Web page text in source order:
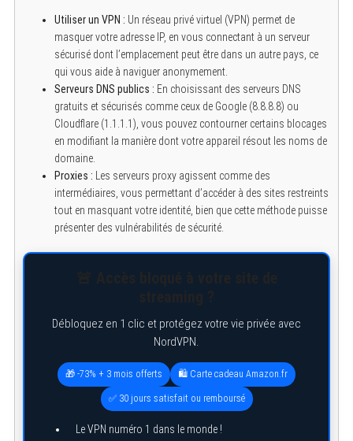
Utiliser un VPN : Un réseau privé virtuel (VPN) permet de
masquer votre adresse IP, en vous connectant à un serveur
sécurisé dont l’emplacement peut être dans un autre pays, ce
qui vous aide à naviguer anonymement.
Serveurs DNS publics : En choisissant des serveurs DNS
gratuits et sécurisés comme ceux de Google (8.8.8.8) ou
Cloudflare (1.1.1.1), vous pouvez contourner certains blocages
en modifiant la manière dont votre appareil résout les noms de
domaine.
Proxies : Les serveurs proxy agissent comme des
intermédiaires, vous permettant d’accéder à des sites restreints
tout en masquant votre identité, bien que cette méthode puisse
présenter des vulnérabilités de sécurité.
Débloquez en 1 clic et protégez votre vie privée avec
NordVPN.
🎁 -73% + 3 mois offerts 🛍️ Carte cadeau Amazon.fr
✅ 30 jours satisfait ou remboursé
Le VPN numéro 1 dans le monde !